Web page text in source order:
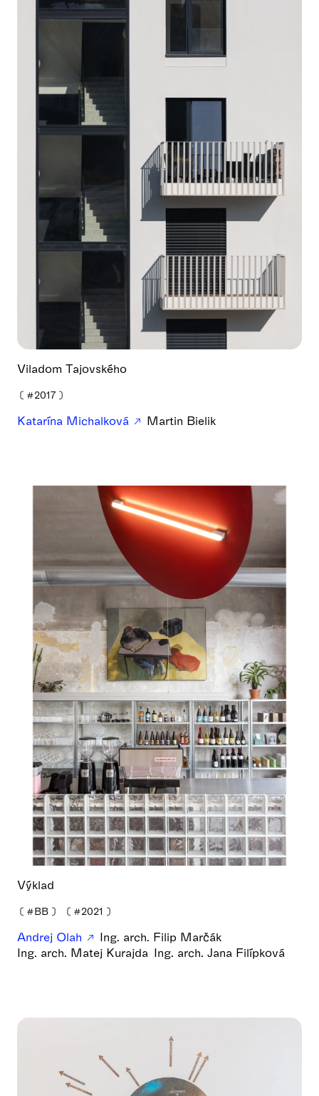
Viladom Tajovského
❪ #2017 ❫
Katarína Michalková Martin Bielik
Výklad
❪ #BB ❫ ❪ #2021 ❫
Andrej Olah
Ing. arch. Filip Marčák
Ing. arch. Matej Kurajda Ing. arch. Jana Filípková